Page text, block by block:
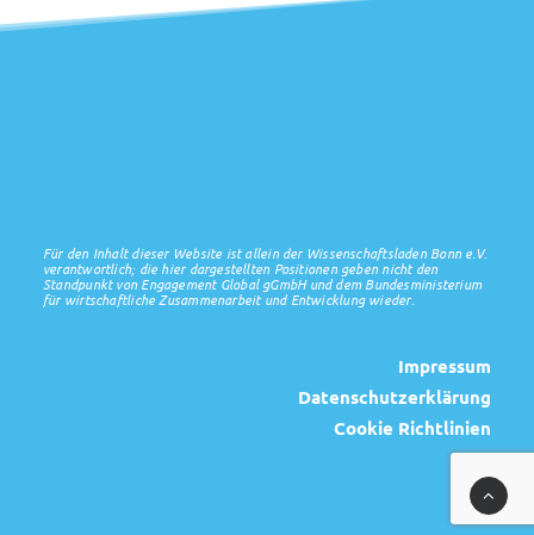
Für den Inhalt dieser Website ist allein der Wissenschaftsladen Bonn e.V.
verantwortlich; die hier dargestellten Positionen geben nicht den
Standpunkt von Engagement Global gGmbH und dem Bundesministerium
für wirtschaftliche Zusammenarbeit und Entwicklung wieder.
Impressum
Datenschutzerklärung
Cookie Richtlinien